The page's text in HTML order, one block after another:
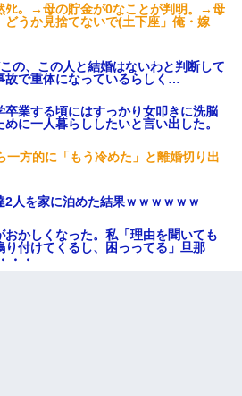
ﾀﾋ。→母の貯金が0なことが判明。→母
どうか見捨てないで(土下座」俺・嫁
の、この人と結婚はないわと判断して
故で重体になっているらしく…
卒業する頃にはすっかり女叩きに洗脳
に一人暮らししたいと言い出した。
一方的に「もう冷めた」と離婚切り出
人を家に泊めた結果ｗｗｗｗｗｗ
かしくなった。私「理由を聞いても
り付けてくるし、困っってる」旦那
・・